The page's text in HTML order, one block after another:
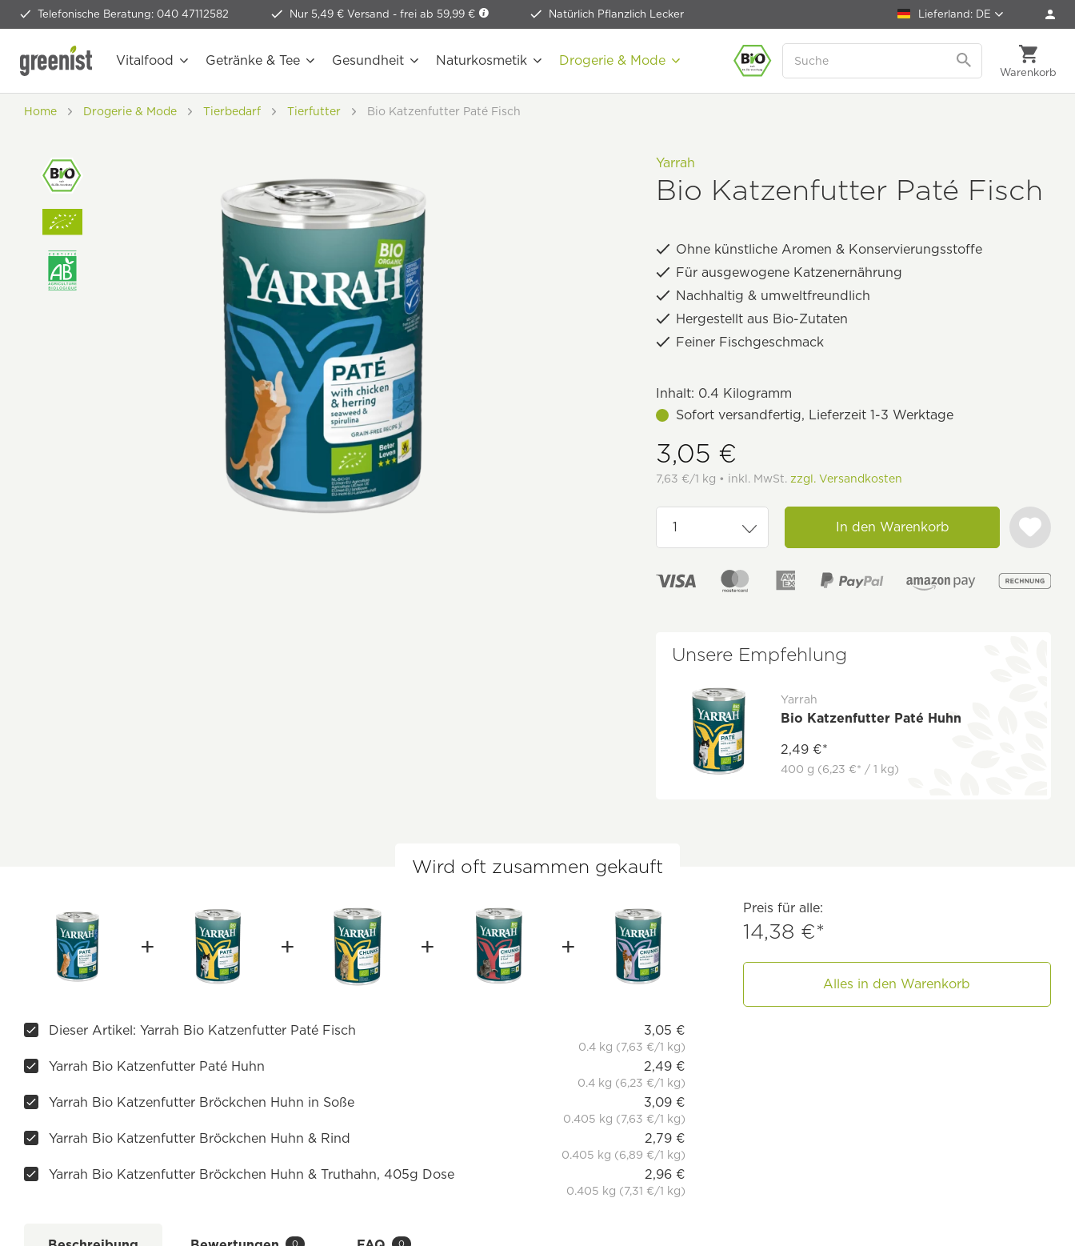
Telefonische Beratung: 040 47112582 Nur 5,49 € Versand - frei ab 59,99 € Natürlich Pflanzlich Lecker Lieferland: DE
Warenkorb
Vitalfood Getränke & Tee Gesundheit Naturkosmetik Drogerie & Mode
Home Drogerie & Mode Tierbedarf Tierfutter Bio Katzenfutter Paté Fisch
Yarrah
Bio Katzenfutter Paté Fisch
Ohne künstliche Aromen & Konservierungsstoffe
Für ausgewogene Katzenernährung
Nachhaltig & umweltfreundlich
Hergestellt aus Bio-Zutaten
Feiner Fischgeschmack
Inhalt: 0.4 Kilogramm
Sofort versandfertig, Lieferzeit 1-3 Werktage
3,05 €
7,63 €/1 kg • inkl. MwSt. zzgl. Versandkosten
In den Warenkorb
Unsere Empfehlung
Yarrah
Bio Katzenfutter Paté Huhn
2,49 €*
400 g (6,23 €* / 1 kg)
Wird oft zusammen gekauft
Preis für alle:
14,38 €*
Alles in den Warenkorb
Dieser Artikel: Yarrah Bio Katzenfutter Paté Fisch 3,05 €
0.4 kg (7,63 €/1 kg)
Yarrah Bio Katzenfutter Paté Huhn 2,49 €
0.4 kg (6,23 €/1 kg)
Yarrah Bio Katzenfutter Bröckchen Huhn in Soße 3,09 €
0.405 kg (7,63 €/1 kg)
Yarrah Bio Katzenfutter Bröckchen Huhn & Rind 2,79 €
0.405 kg (6,89 €/1 kg)
Yarrah Bio Katzenfutter Bröckchen Huhn & Truthahn, 405g Dose 2,96 €
0.405 kg (7,31 €/1 kg)
0 0